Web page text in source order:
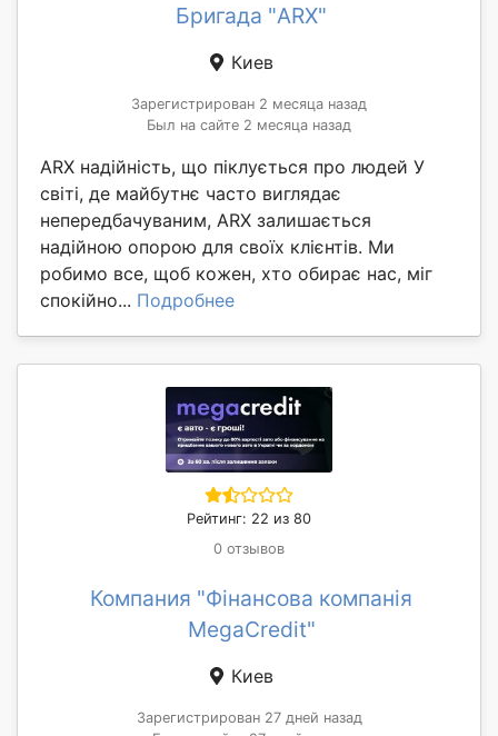
Бригада "ARX"
Киев
Зарегистрирован 2 месяца назад
Был на сайте 2 месяца назад
ARX надійність, що піклується про людей У
світі, де майбутнє часто виглядає
непередбачуваним, ARX залишається
надійною опорою для своїх клієнтів. Ми
робимо все, щоб кожен, хто обирає нас, міг
спокійно... Подробнее
Рейтинг: 22 из 80
0 отзывов
Компания "Фінансова компанія
MegaCredit"
Киев
Зарегистрирован 27 дней назад